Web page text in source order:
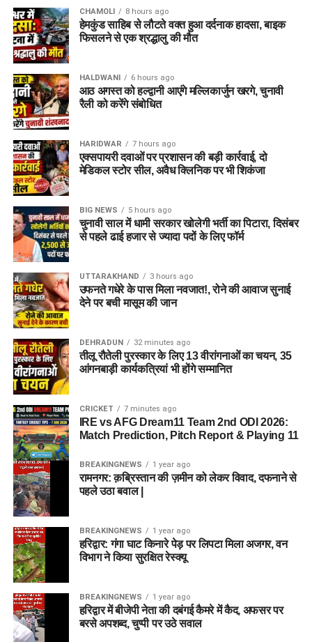
CHAMOLI 8 hours ago
हेमकुंड साहिब से लौटते वक्त हुआ दर्दनाक हादसा, बाइक
फिसलने से एक श्रद्धालु की मौत
HALDWANI 6 hours ago
आठ अगस्त को हल्द्वानी आएंगे मल्लिकार्जुन खरगे, चुनावी
रैली को करेंगे संबोधित
HARIDWAR 7 hours ago
एक्सपायरी दवाओं पर प्रशासन की बड़ी कार्रवाई, दो
मेडिकल स्टोर सील, अवैध क्लिनिक पर भी शिकंजा
BIG NEWS 5 hours ago
चुनावी साल में धामी सरकार खोलेगी भर्ती का पिटारा, दिसंबर
से पहले ढाई हजार से ज्यादा पदों के लिए फॉर्म
UTTARAKHAND 3 hours ago
उफनते गधेरे के पास मिला नवजात!, रोने की आवाज सुनाई
देने पर बची मासूम की जान
DEHRADUN 32 minutes ago
तीलू रौतेली पुरस्कार के लिए 13 वीरांगनाओं का चयन, 35
आंगनबाड़ी कार्यकत्रियां भी होंगे सम्मानित
CRICKET 7 minutes ago
IRE vs AFG Dream11 Team 2nd ODI 2026:
Match Prediction, Pitch Report & Playing 11
BREAKINGNEWS 1 year ago
रामनगर: क़ब्रिस्तान की ज़मीन को लेकर विवाद, दफनाने से
पहले उठा बवाल |
BREAKINGNEWS 1 year ago
हरिद्वार: गंगा घाट किनारे पेड़ पर लिपटा मिला अजगर, वन
विभाग ने किया सुरक्षित रेस्क्यू
BREAKINGNEWS 1 year ago
हरिद्वार में बीजेपी नेता की दबंगई कैमरे में कैद, अफसर पर
बरसे अपशब्द, चुप्पी पर उठे सवाल